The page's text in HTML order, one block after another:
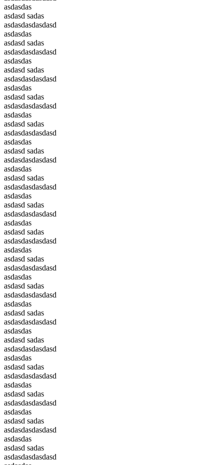
asdasdas
asdasd sadas
asdasdasdasdasd
asdasdas
asdasd sadas
asdasdasdasdasd
asdasdas
asdasd sadas
asdasdasdasdasd
asdasdas
asdasd sadas
asdasdasdasdasd
asdasdas
asdasd sadas
asdasdasdasdasd
asdasdas
asdasd sadas
asdasdasdasdasd
asdasdas
asdasd sadas
asdasdasdasdasd
asdasdas
asdasd sadas
asdasdasdasdasd
asdasdas
asdasd sadas
asdasdasdasdasd
asdasdas
asdasd sadas
asdasdasdasdasd
asdasdas
asdasd sadas
asdasdasdasdasd
asdasdas
asdasd sadas
asdasdasdasdasd
asdasdas
asdasd sadas
asdasdasdasdasd
asdasdas
asdasd sadas
asdasdasdasdasd
asdasdas
asdasd sadas
asdasdasdasdasd
asdasdas
asdasd sadas
asdasdasdasdasd
asdasdas
asdasd sadas
asdasdasdasdasd